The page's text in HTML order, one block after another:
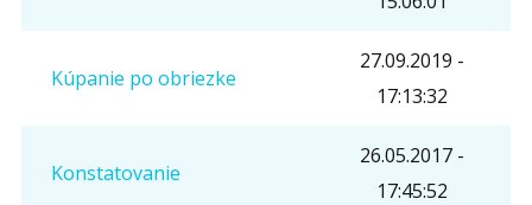
Opíšte prvé 4 písmená zo slova " andropauza "
Kúpanie po obriezke
27.09.2019 -
17:13:32
Konstatovanie
26.05.2017 -
17:45:52